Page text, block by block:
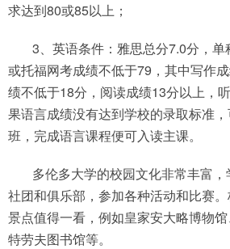
求达到80或85以上；
3、英语条件：雅思总分7.0分，单
或托福网考成绩不低于79，其中写作
绩不低于18分，阅读成绩13分以上，
果语言成绩没有达到学校的录取标准
班，完成语言课程便可入读主课。
多伦多大学的校园文化非常丰富
社团和俱乐部，参加各种活动和比赛
景点值得一看，例如皇家安大略博物
特劳夫图书馆等。